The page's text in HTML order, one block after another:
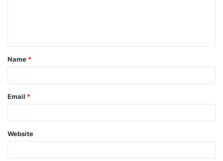
t
*
Name *
Email *
Website